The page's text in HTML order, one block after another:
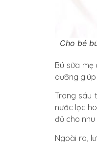
Cho bé
Bú sữa mẹ
dưỡng
Trong sáu
nước lọc
đủ cho
Ngoài ra,